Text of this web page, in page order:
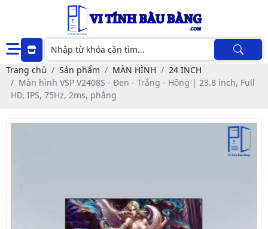
Trang chủ Sản phẩm MÀN HÌNH
24 INCH
Màn hình VSP V2408S - Đen - Trắng - Hồng | 23.8 inch, Full
HD, IPS, 75Hz, 2ms, phẳng